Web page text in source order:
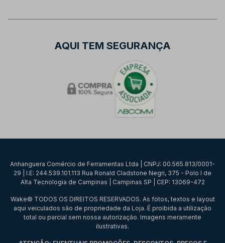
AQUI TEM SEGURANÇA
Anhanguera Comércio de Ferramentas Ltda | CNPJ: 00.565.813/0001-
29 | I.E: 244.539.101.113 Rua Ronald Cladstone Negri, 375 - Polo I de
Alta Tecnologia de Campinas | Campinas SP | CEP: 13069-472
Wake© TODOS OS DIREITOS RESERVADOS. As fotos, textos e layout
aqui veiculados são de propriedade da Loja. É proibida a utilização
total ou parcial sem nossa autorização. Imagens meramente
ilustrativas.